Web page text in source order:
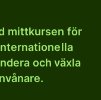
mittkursen för
och växla